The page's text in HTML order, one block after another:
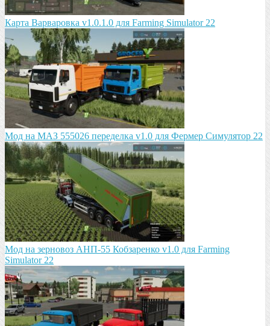
Карта Варваровка v1.0.1.0 для Farming Simulator 22
Мод на МАЗ 555026 пeрeдeлка v1.0 для Фермер Симулятор 22
Мод на зeрновоз АНП-55 Кобзарeнко v1.0 для Farming
Simulator 22